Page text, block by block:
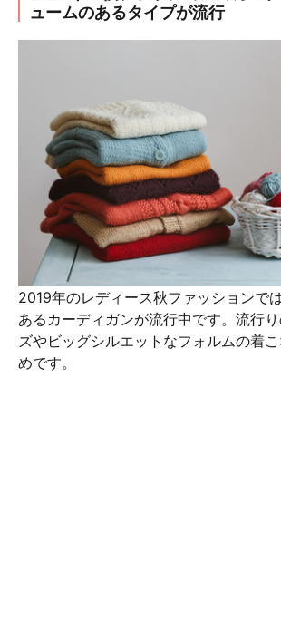
ュームのあるタイプが流行
2019年のレディース秋ファッションで
あるカーディガンが流行中です。流行
ズやビッグシルエットなフォルムの着
めです。